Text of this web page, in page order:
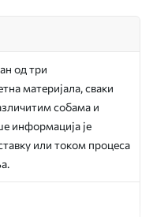
од три
материјала, сваки
собама и
информација је
или током процеса